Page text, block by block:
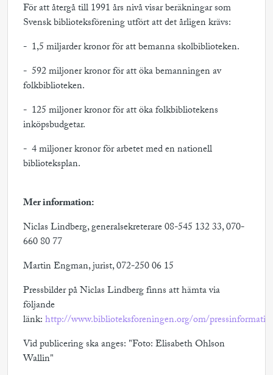
För att återgå till 1991 års nivå visar beräkningar som
Svensk biblioteksförening utfört att det årligen krävs:
- 1,5 miljarder kronor för att bemanna skolbiblioteken.
- 592 miljoner kronor för att öka bemanningen av
folkbiblioteken.
- 125 miljoner kronor för att öka folkbibliotekens
inköpsbudgetar.
- 4 miljoner kronor för arbetet med en nationell
biblioteksplan.
Mer information:
Niclas Lindberg, generalsekreterare 08-545 132 33, 070-
660 80 77
Martin Engman, jurist, 072-250 06 15
Pressbilder på Niclas Lindberg finns att hämta via
följande
länk:http://www.biblioteksforeningen.org/om/
Vid publicering ska anges: "Foto: Elisabeth Ohlson
Wallin"